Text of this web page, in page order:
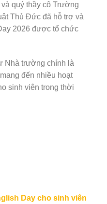
quý thầy cô Trường
Thủ Đức đã hỗ trợ và
2026 được tổ chức
Nhà trường chính là
đến nhiều hoạt
sinh viên trong thời
Day cho sinh viên